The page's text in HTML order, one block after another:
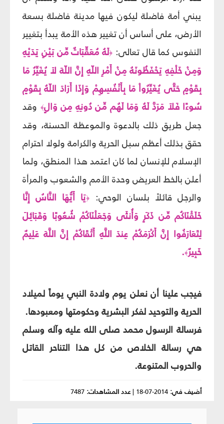
يبني أمة فاضلة ليكون فيها مدينة فاضلة بسعة
الأرض، على أساس أن تغيير هذه الأمة يبدأ بتغيير
النفوس كما قال تعالى: ﴿لَهُ مُعَقِّبَاتٌ مِّن بَيْنِ يَدَيْهِ
وَمِنْ خَلْفِهِ يَحْفَظُونَهُ مِنْ أَمْرِ اللّهِ إِنَّ اللّهَ لاَ يُغَيِّرُ مَا
بِقَوْمٍ حَتَّى يُغَيِّرُواْ مَا بِأَنْفُسِهِمْ وَإِذَا أَرَادَ اللّهُ بِقَوْمٍ
سُوءًا فَلاَ مَرَدَّ لَهُ وَمَا لَهُم مِّن دُونِهِ مِن وَالٍ﴾ وقد
جعل طريق ذلك بالدعوة والموعظة الحسنة، وقد
حقق بذلك أعظم سبل الحرية والكرامة ولولا احترام
الإسلام للإنسان لما كان اعتمد هذا المنطق، ولما
أعلن بالخط العريض وحدة الأمم والشعوب والمرأة
والرجل قائلاً بلسان الوحي:
﴿يَا أَيُّهَا النَّاسُ إِنَّا
خَلَقْنَاكُم مِّن ذَكَرٍ وَأُنثَى وَجَعَلْنَاكُمْ شُعُوبًا وَقَبَائِلَ
لِتَعَارَفُوا إِنَّ أَكْرَمَكُمْ عِندَ اللَّهِ أَتْقَاكُمْ إِنَّ اللَّهَ عَلِيمٌ
خَبِيرٌ﴾.
فيجب علينا أن نعلن يوم ولادة النبي يوماً لميلاد
الحرية والتوحيد لفكر البشرية وحكومتها ومعبودها.
فرسالة الرسول محمد صلى الله عليه وآله وسلم
هي رسالة الخلاص من كل هذا التناحر القاتل
والحروب المتنوعة.
أضيف في: 2014-07-18
|عدد المشاهدات: 7487